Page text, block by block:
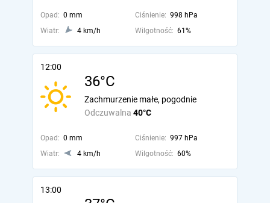
Opad: 0 mm Ciśnienie: 998 hPa
Wiatr:
4 km/h Wilgotność: 61%
12:00
36°C
Odczuwalna 40°C
Zachmurzenie małe, pogodnie
Opad: 0 mm Ciśnienie: 997 hPa
Wiatr:
4 km/h Wilgotność: 60%
13:00